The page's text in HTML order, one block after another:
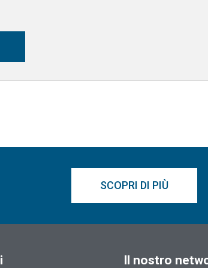
SCOPRI DI PIÙ
Il nostro